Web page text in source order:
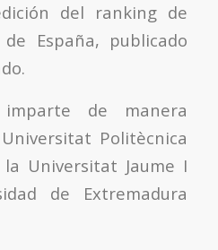
del ranking de
España, publicado
de manera
Politècnica
la Universitat Jaume I
de Extremadura